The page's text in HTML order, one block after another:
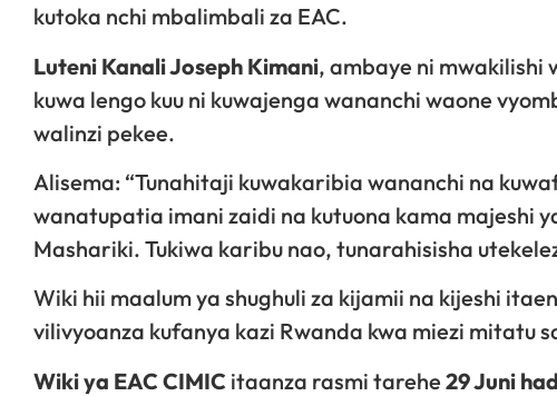
kutoka nchi mbalimbali za EAC.
Luteni Kanali Joseph Kimani, ambaye ni mwakilishi
kuwa lengo kuu ni kuwajenga wananchi waone
walinzi pekee.
Alisema: “Tunahitaji kuwakaribia wananchi na
wanatupatia imani zaidi na kutuona kama majeshi
Mashariki. Tukiwa karibu nao, tunarahisisha
Wiki hii maalum ya shughuli za kijamii na kijeshi
vilivyoanza kufanya kazi Rwanda kwa miezi mitatu
Wiki ya EAC CIMIC itaanza rasmi tarehe 29 Juni